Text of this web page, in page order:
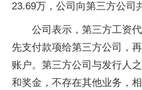
23.69万，公司向第三方公司
公司表示，第三方工资
先支付款项给第三方公司，
账户。第三方公司与发行人
和奖金，不存在其他业务，